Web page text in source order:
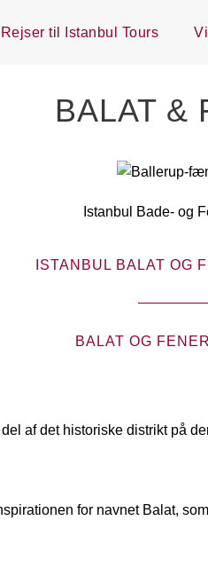
Rejser til Istanbul Tours
BALAT &
Istanbul Bade- og
ISTANBUL BALAT OG
BALAT OG
af det historiske distrikt på
for navnet Balat,